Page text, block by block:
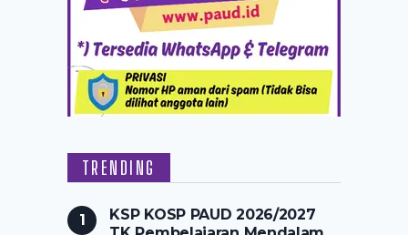
TRENDING
KSP KOSP PAUD 2026/2027